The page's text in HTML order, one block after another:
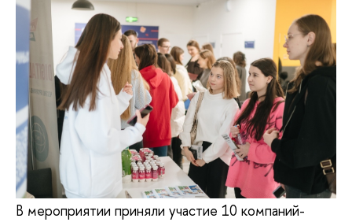
В мероприятии приняли участие 10 компаний-